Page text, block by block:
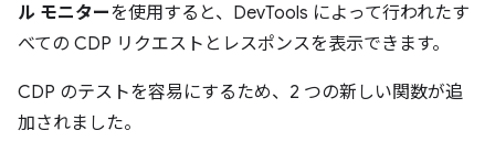
ル モニターを使用すると、DevTools によって行われたす
べての CDP リクエストとレスポンスを表示できます。
CDP のテストを容易にするため、2 つの新しい関数が追
加されました。